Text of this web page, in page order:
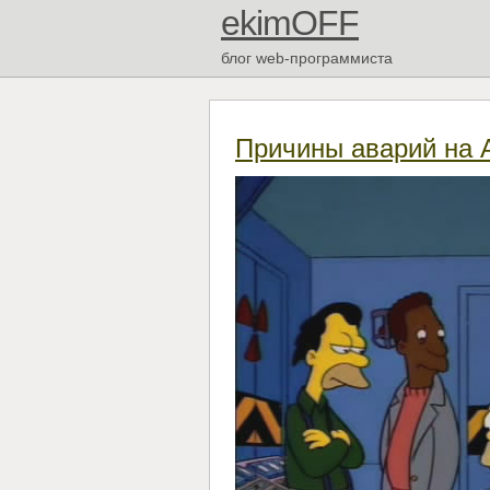
ekimOFF
блог web-программиста
Причины аварий на